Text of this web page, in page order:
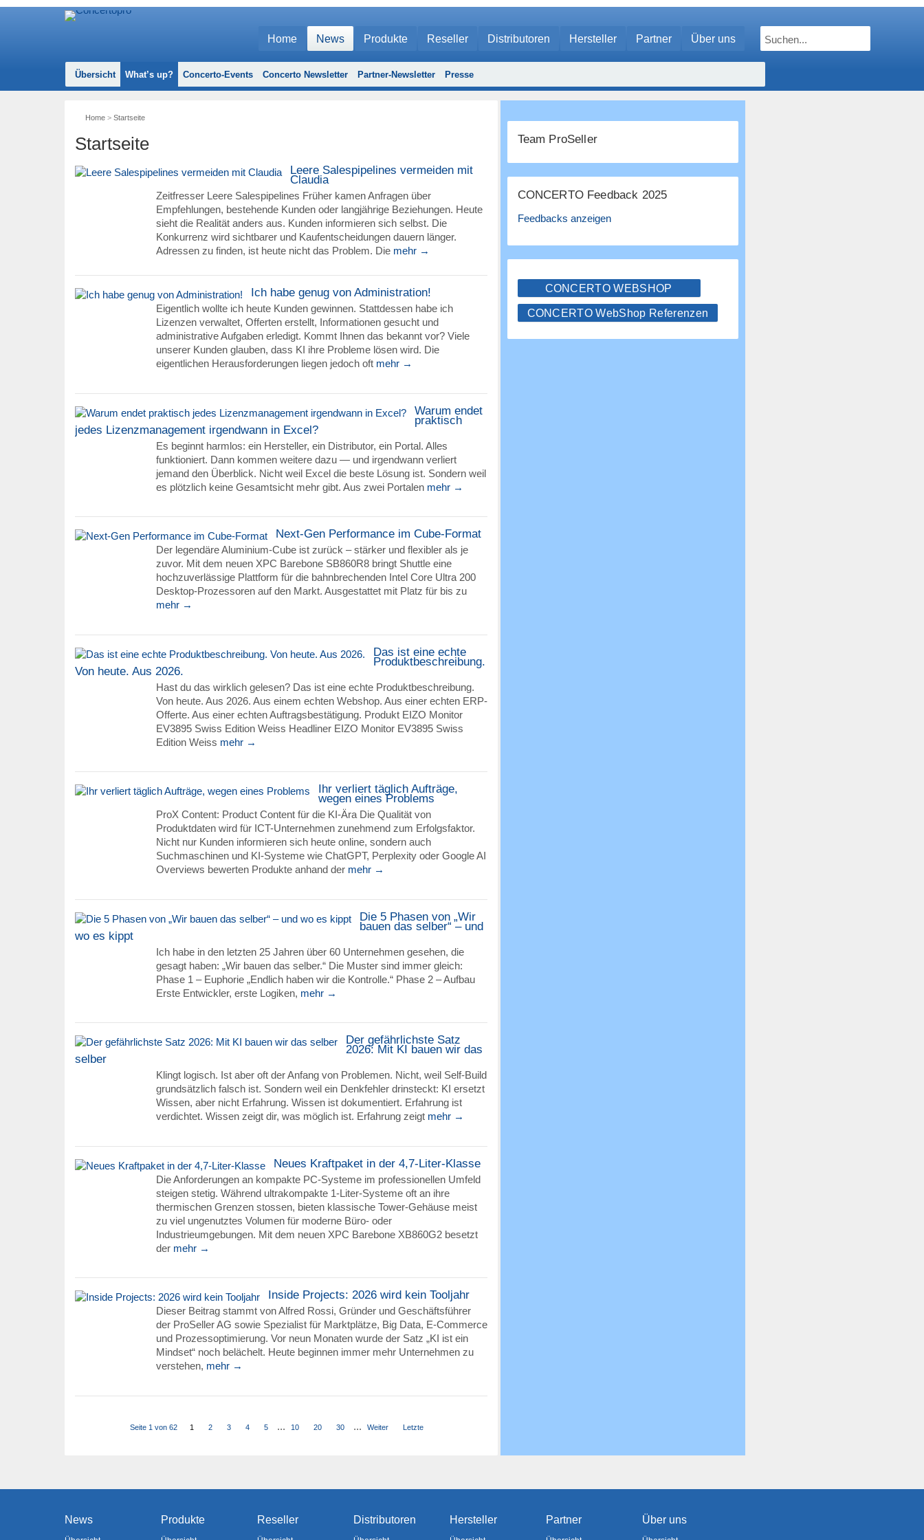
Home News Produkte Reseller Distributoren Hersteller Partner Über uns
Übersicht What’s up? Concerto-Events Concerto Newsletter Partner-Newsletter Presse
Home> Startseite
Startseite
Leere Salespipelines vermeiden mit
Claudia
Zeitfresser Leere Salespipelines Früher kamen Anfragen über
Empfehlungen, bestehende Kunden oder langjährige Beziehungen. Heute
sieht die Realität anders aus. Kunden informieren sich selbst. Die
Konkurrenz wird sichtbarer und Kaufentscheidungen dauern länger.
Adressen zu finden, ist heute nicht das Problem. Die mehr →
Ich habe genug von Administration!
Eigentlich wollte ich heute Kunden gewinnen. Stattdessen habe ich
Lizenzen verwaltet, Offerten erstellt, Informationen gesucht und
administrative Aufgaben erledigt. Kommt Ihnen das bekannt vor? Viele
unserer Kunden glauben, dass KI ihre Probleme lösen wird. Die
eigentlichen Herausforderungen liegen jedoch oft mehr →
Warum endet
praktisch
jedes Lizenzmanagement irgendwann in Excel?
Es beginnt harmlos: ein Hersteller, ein Distributor, ein Portal. Alles
funktioniert. Dann kommen weitere dazu — und irgendwann verliert
jemand den Überblick. Nicht weil Excel die beste Lösung ist. Sondern weil
es plötzlich keine Gesamtsicht mehr gibt. Aus zwei Portalen mehr →
Next-Gen Performance im Cube-Format
Der legendäre Aluminium-Cube ist zurück – stärker und flexibler als je
zuvor. Mit dem neuen XPC Barebone SB860R8 bringt Shuttle eine
hochzuverlässige Plattform für die bahnbrechenden Intel Core Ultra 200
Desktop-Prozessoren auf den Markt. Ausgestattet mit Platz für bis zu
mehr →
Das ist eine echte
Produktbeschreibung.
Von heute. Aus 2026.
Hast du das wirklich gelesen? Das ist eine echte Produktbeschreibung.
Von heute. Aus 2026. Aus einem echten Webshop. Aus einer echten ERP-
Offerte. Aus einer echten Auftragsbestätigung. Produkt EIZO Monitor
EV3895 Swiss Edition Weiss Headliner EIZO Monitor EV3895 Swiss
Edition Weiss mehr →
Ihr verliert täglich Aufträge,
wegen eines Problems
ProX Content: Product Content für die KI-Ära Die Qualität von
Produktdaten wird für ICT-Unternehmen zunehmend zum Erfolgsfaktor.
Nicht nur Kunden informieren sich heute online, sondern auch
Suchmaschinen und KI-Systeme wie ChatGPT, Perplexity oder Google AI
Overviews bewerten Produkte anhand der mehr →
Die 5 Phasen von „Wir
bauen das selber“ – und
wo es kippt
Ich habe in den letzten 25 Jahren über 60 Unternehmen gesehen, die
gesagt haben: „Wir bauen das selber.“ Die Muster sind immer gleich:
Phase 1 – Euphorie „Endlich haben wir die Kontrolle.“ Phase 2 – Aufbau
Erste Entwickler, erste Logiken, mehr →
Der gefährlichste Satz
2026: Mit KI bauen wir das
selber
Klingt logisch. Ist aber oft der Anfang von Problemen. Nicht, weil Self-Build
grundsätzlich falsch ist. Sondern weil ein Denkfehler drinsteckt: KI ersetzt
Wissen, aber nicht Erfahrung. Wissen ist dokumentiert. Erfahrung ist
verdichtet. Wissen zeigt dir, was möglich ist. Erfahrung zeigt mehr →
Neues Kraftpaket in der 4,7-Liter-Klasse
Die Anforderungen an kompakte PC-Systeme im professionellen Umfeld
steigen stetig. Während ultrakompakte 1-Liter-Systeme oft an ihre
thermischen Grenzen stossen, bieten klassische Tower-Gehäuse meist
zu viel ungenutztes Volumen für moderne Büro- oder
Industrieumgebungen. Mit dem neuen XPC Barebone XB860G2 besetzt
der mehr →
Inside Projects: 2026 wird kein Tooljahr
Dieser Beitrag stammt von Alfred Rossi, Gründer und Geschäftsführer
der ProSeller AG sowie Spezialist für Marktplätze, Big Data, E-Commerce
und Prozessoptimierung. Vor neun Monaten wurde der Satz „KI ist ein
Mindset“ noch belächelt. Heute beginnen immer mehr Unternehmen zu
verstehen, mehr →
Seite 1 von 62 1 2 3 4 5 ... 10 20 30 ... Weiter Letzte
Team ProSeller
CONCERTO Feedback 2025
Feedbacks anzeigen
CONCERTO WEBSHOP
CONCERTO WebShop Referenzen
News Produkte Reseller Distributoren Hersteller Partner Über uns